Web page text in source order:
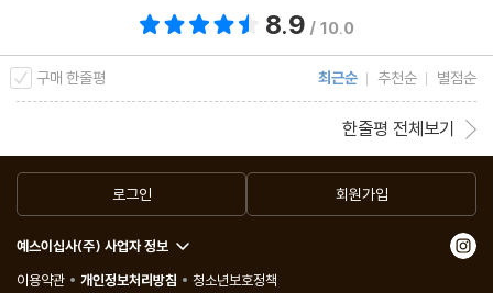
8.9 / 10.0
구매 한줄평 최근순 추천순 별점순
한줄평 전체보기
로그인 회원가입
예스이십사(주) 사업자 정보
이용약관
개인정보처리방침 청소년보호정책